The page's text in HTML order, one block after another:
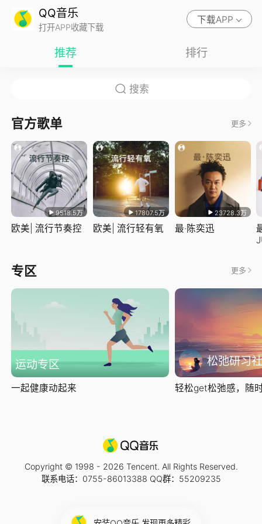
QQ音乐
打开APP收藏下载
下载APP
推荐 排行
官方歌单 更多
9518.5万
欧美| 流行节奏控
17807.5万
欧美| 流行轻有氧
23728.3万
最·陈奕迅
专区 更多
运动专区
一起健康动起来
松弛研习社
轻松get松弛感，随
Copyright © 1998 - 2026 Tencent. All Rights Reserved.
联系电话：0755-86013388 QQ群：55209235